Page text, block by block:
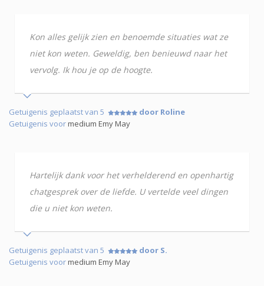
Kon alles gelijk zien en benoemde situaties wat ze
niet kon weten. Geweldig, ben benieuwd naar het
vervolg. Ik hou je op de hoogte.
Getuigenis geplaatst van 5
door Roline
Getuigenis voormedium Emy May
Hartelijk dank voor het verhelderend en openhartig
chatgesprek over de liefde. U vertelde veel dingen
die u niet kon weten.
Getuigenis geplaatst van 5
door S.
Getuigenis voormedium Emy May